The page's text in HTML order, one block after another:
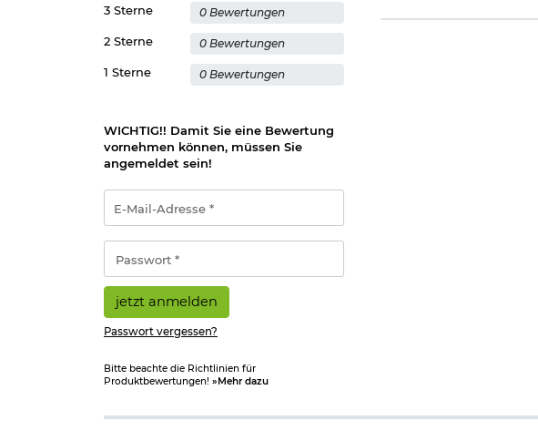
1 Sterne 0 Bewertungen
2 Sterne 0 Bewertungen
3 Sterne 0 Bewertungen
WICHTIG!! Damit Sie eine Bewertung
vornehmen können, müssen Sie
angemeldet sein!
Mail-
Adresse
*
jetzt anmelden
Passwort vergessen?
Bitte beachte die Richtlinien für
Produktbewertungen! »Mehr dazu